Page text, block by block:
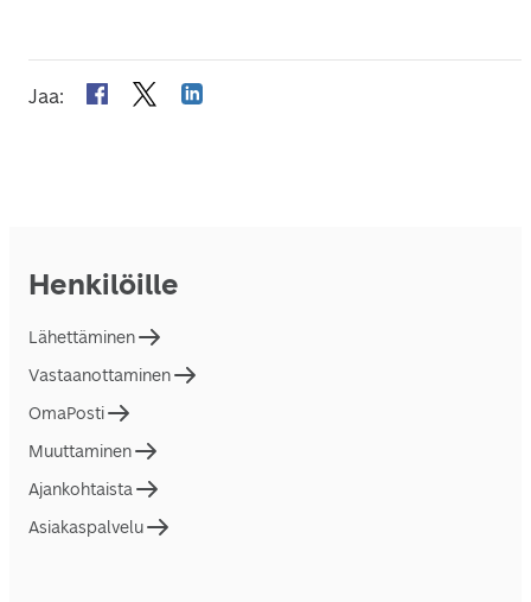
Jaa:
Henkilöille
Lähettäminen
Vastaanottaminen
OmaPosti
Muuttaminen
Ajankohtaista
Asiakaspalvelu